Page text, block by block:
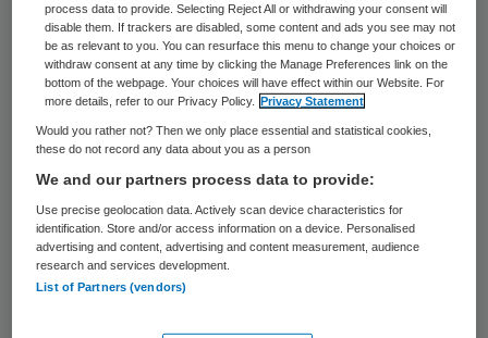
nauwlettend in de gaten. Op vrijdag 22
januari werd duidelijk dat ontslag dreigt
voor honderden medewerkers van Vérian.
“Een heel naar bericht”, vindt Van Rijn.
“In dit soort gevallen zijn twee dingen
belangrijk: laten we ervoor zorgen dat
mensen zoveel mogelijk hun zorg kunnen
houden en dat zoveel mogelijk mensen hun
baan kunnen behouden”, aldus de
bewindsman. “Dat betekent dat er overleg
process data to provide. Selecting Reject All or withdrawing your consent will
disable them. If trackers are disabled, some content and ads you see may not
be as relevant to you. You can resurface this menu to change your choices or
withdraw consent at any time by clicking the Manage Preferences link on the
bottom of the webpage. Your choices will have effect within our Website. For
more details, refer to our Privacy Policy.
Privacy Statement
Would you rather not? Then we only place essential and statistical cookies,
these do not record any data about you as a person
We and our partners process data to provide:
Use precise geolocation data. Actively scan device characteristics for
identification. Store and/or access information on a device. Personalised
advertising and content, advertising and content measurement, audience
research and services development.
List of Partners (vendors)